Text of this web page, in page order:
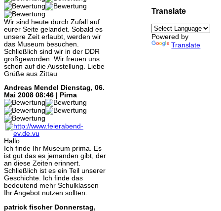
Wir sind heute durch Zufall auf
eurer Seite gelandet. Sobald es
unsere Zeit erlaubt, werden wir
das Museum besuchen.
Schließlich sind wir in der DDR
großgeworden. Wir freuen uns
schon auf die Ausstellung. Liebe
Grüße aus Zittau
Andreas Mendel
Dienstag, 06.
Mai 2008 08:46 | Pirna
Hallo
Ich finde Ihr Museum prima. Es
ist gut das es jemanden gibt, der
an diese Zeiten erinnert.
Schließlich ist es ein Teil unserer
Geschichte. Ich finde das
bedeutend mehr Schulklassen
Ihr Angebot nutzen sollten.
patrick fischer Donnerstag,
Translate
Powered by
Translate